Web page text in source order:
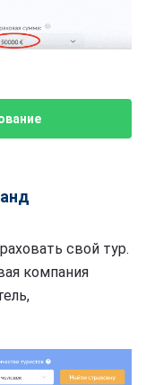
свой тур.
компания